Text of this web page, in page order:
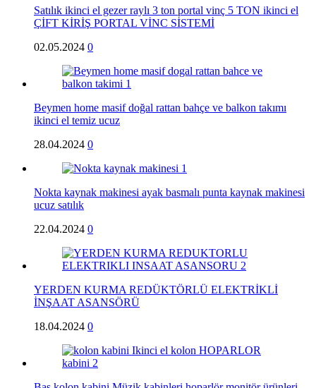
Satılık ikinci el gezer raylı 3 ton portal vinç 5 TON ikinci el
ÇİFT KİRİŞ PORTAL VİNC SİSTEMİ
02.05.2024 0
Beymen home masif doğal rattan bahçe ve balkon takımı
ikinci el temiz ucuz
28.04.2024 0
Nokta kaynak makinesi ayak basmalı punta kaynak makinesi
ucuz satılık
22.04.2024 0
YERDEN KURMA REDÜKTÖRLÜ ELEKTRİKLİ
İNŞAAT ASANSÖRÜ
18.04.2024 0